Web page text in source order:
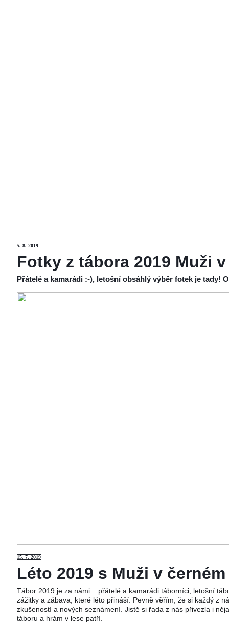
5. 8. 2019
Fotky z tábora 2019 Muži
Přátelé a kamarádi :-), letošní obsáhlý výběr fotek je tady!
15. 7. 2019
Léto 2019 s Muži v
Tábor 2019 je za námi... přátelé a kamarádi táborníci, letošní
zážitky a zábava, které léto přináší. Pevně věřím, že si každý z
zkušeností a nových seznámení. Jistě si řada z nás přivezla i
táboru a hrám v lese patří.